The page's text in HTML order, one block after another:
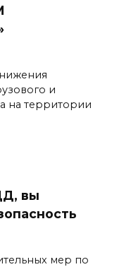
и
на территории
вы
мер по